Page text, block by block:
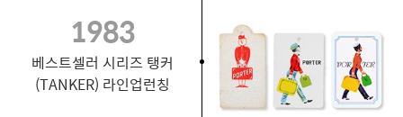
1983
베스트셀러 시리즈 탱커
(TANKER) 라인업런칭